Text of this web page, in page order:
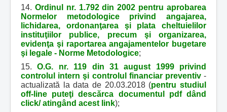
14. Ordinul nr. 1.792 din 2002 pentru aprobarea
Normelor metodologice privind angajarea,
lichidarea, ordonanţarea şi plata cheltuielilor
instituţiilor publice, precum şi organizarea,
evidenţa şi raportarea angajamentelor bugetare
şi legale - Norme Metodologice;
15.O.G. nr. 119 din 31 august 1999 privind
controlul intern şi controlul financiar preventiv-
actualizată la data de 20.03.2018 (pentru studiul
off-line puteţi descărca documentul pdf dând
click/ atingând acest link);